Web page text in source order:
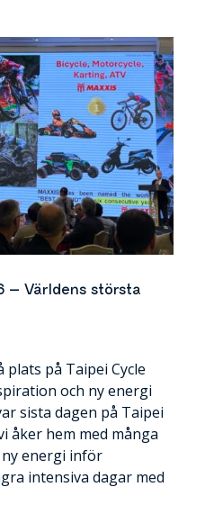
– Världens största
plats på Taipei Cycle
och ny energi
sista dagen på Taipei
åker hem med många
energi inför
intensiva dagar med